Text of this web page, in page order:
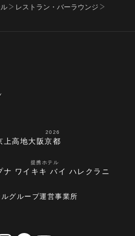
レストラン・バーラウンジ
上高地大阪
2026
京都
提携ホテル
ナ ワイキキ バイ ハレクラニ
グループ運営事業所